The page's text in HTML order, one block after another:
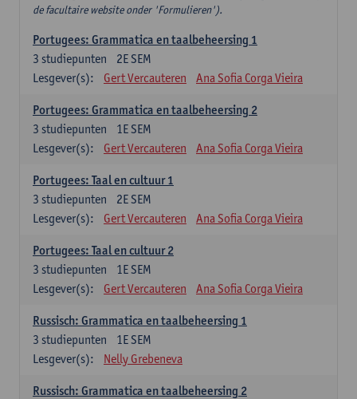
de facultaire website onder 'Formulieren').
Portugees: Grammatica en taalbeheersing 1
2E SEM
3 studiepunten
Lesgever(s):
Gert Vercauteren Ana Sofia Corga Vieira
Portugees: Grammatica en taalbeheersing 2
1E SEM
3 studiepunten
Lesgever(s):
Gert Vercauteren Ana Sofia Corga Vieira
Portugees: Taal en cultuur 1
2E SEM
3 studiepunten
Lesgever(s):
Gert Vercauteren Ana Sofia Corga Vieira
Portugees: Taal en cultuur 2
1E SEM
3 studiepunten
Lesgever(s):
Gert Vercauteren Ana Sofia Corga Vieira
Russisch: Grammatica en taalbeheersing 1
1E SEM
3 studiepunten
Lesgever(s):
Nelly Grebeneva
Russisch: Grammatica en taalbeheersing 2